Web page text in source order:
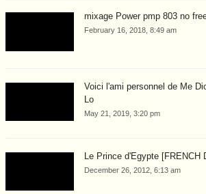
mixage Power pmp 803 no
February 16, 2018, 8:49 am
Voici l'ami personnel de Me
Lo
May 21, 2019, 3:20 pm
Le Prince d'Egypte
December 26, 2012, 6:13 am